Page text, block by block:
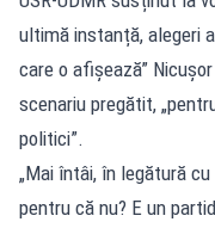
ultimă instanță, alegeri
care o afișează”
scenariu pregătit,
politici”.
„Mai întâi, în legătură
pentru că nu? E un